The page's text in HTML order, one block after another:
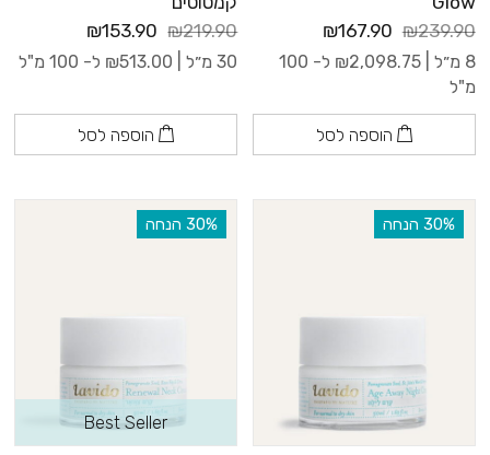
₪239.90
₪167.90
8 מ״ל | ₪2,098.75
ל- 100
מ"ל
הוספה לסל
₪219.90
₪153.90
30 מ״ל | ₪513.00 ל- 100 מ"ל
הוספה לסל
‫30% הנחה ‫30% הנחה
Best Seller